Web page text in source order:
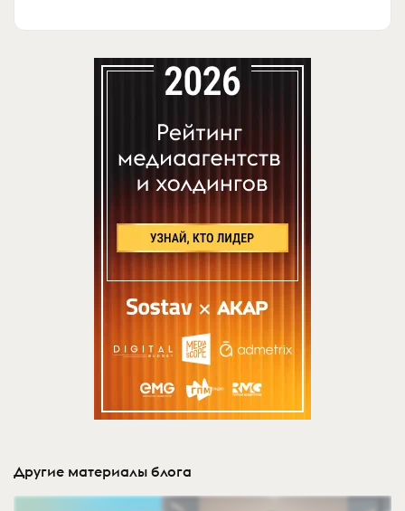
Другие материалы блога